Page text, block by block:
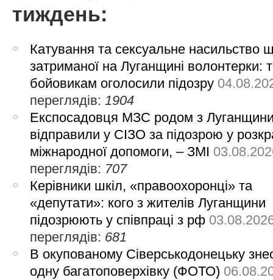
тиждень:
Катування та сексуальне насильство
затриманої на Луганщині волонтерки:
бойовикам оголосили підозру
переглядів:1904
Експосадовця МЗС родом з
відправили у СІЗО за підозрою у
міжнародної допомоги, – ЗМІ
переглядів: 707
Керівники шкіл, «правоохоронці» та
«депутати»: кого з жителів Луганщини
підозрюють у співпраці з рф
переглядів: 681
В окупованому Сіверськодонецьку
одну багатоповерхівку (ФОТО)